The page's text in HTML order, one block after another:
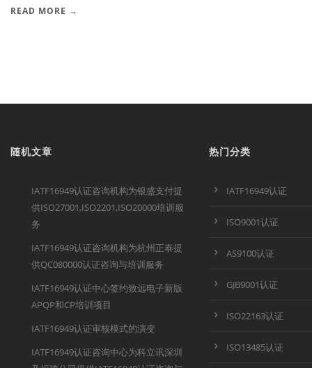
READ MORE →
随机文章
IATF16949认证咨询机构为银盛支付提
供ISO27001,ISO2201,ISO20000培训服
务
IATF16949认证咨询机构为杭州正泰提
供QC080000认证咨询与培训服务
IATF16949认证中心签约致远电子新版
APQP和CP培训项目
IATF16949认证审核模式的演变
IATF16949认证咨询中心为科立讯深圳
热门分类
IATF16949认证
ISO9001认证
AS9100认证
GJB9001认证
ISO22163认证
ISO13485认证